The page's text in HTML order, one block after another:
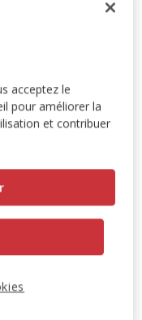
de 6 quantités
promotions en
acceptez le
pour améliorer la
et contribuer